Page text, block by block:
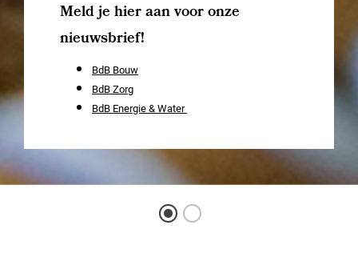
Meld je hier aan voor onze
nieuwsbrief!
BdB Bouw
BdB Zorg
BdB Energie & Water
mensen die andere mensen graag
helpen.
Leer ons kennen